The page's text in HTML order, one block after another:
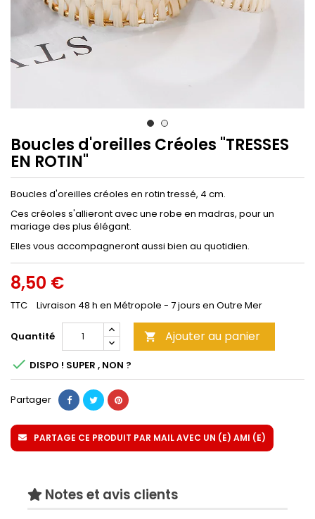
Boucles d'oreilles Créoles "TRESSES
EN ROTIN"
Boucles d'oreilles créoles en rotin tressé, 4 cm.
Ces créoles s'allieront avec une robe en madras, pour un
mariage des plus élégant.
Elles vous accompagneront aussi bien au quotidien.
8,50 €
TTC Livraison 48 h en Métropole - 7 jours en Outre Mer
Quantité  Ajouter au panier
 DISPO ! SUPER , NON ?
Partager
PARTAGE CE PRODUIT PAR MAIL AVEC UN (E) AMI (E)
Notes et avis clients